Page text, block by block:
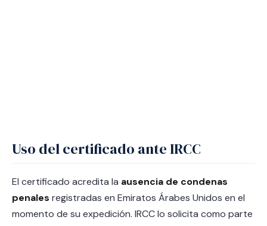
Uso del certificado ante IRCC
El certificado acredita la ausencia de condenas
penales registradas en Emiratos Árabes Unidos en el
momento de su expedición. IRCC lo solicita como parte